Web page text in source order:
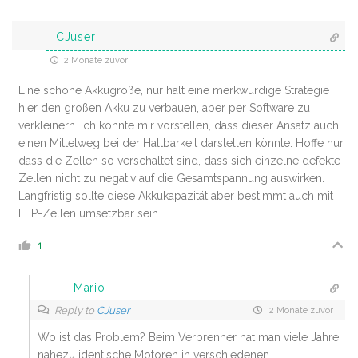
CJuser
2 Monate zuvor
Eine schöne Akkugröße, nur halt eine merkwürdige Strategie
hier den großen Akku zu verbauen, aber per Software zu
verkleinern. Ich könnte mir vorstellen, dass dieser Ansatz auch
einen Mittelweg bei der Haltbarkeit darstellen könnte. Hoffe nur,
dass die Zellen so verschaltet sind, dass sich einzelne defekte
Zellen nicht zu negativ auf die Gesamtspannung auswirken.
Langfristig sollte diese Akkukapazität aber bestimmt auch mit
LFP-Zellen umsetzbar sein.
1
Mario
Reply to CJuser 2 Monate zuvor
Wo ist das Problem? Beim Verbrenner hat man viele Jahre
nahezu identische Motoren in verschiedenen